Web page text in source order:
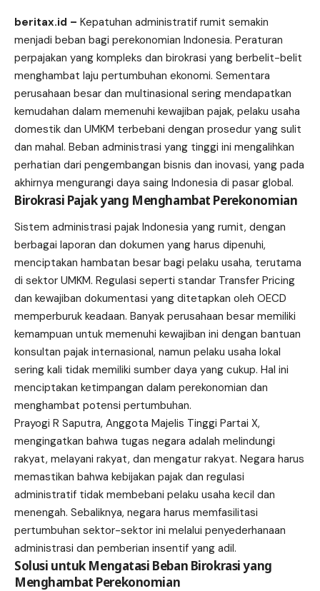
beritax.id – Kepatuhan administratif rumit semakin
menjadi beban bagi perekonomian Indonesia. Peraturan
perpajakan yang kompleks dan birokrasi yang berbelit-belit
menghambat laju pertumbuhan ekonomi. Sementara
perusahaan besar dan multinasional sering mendapatkan
kemudahan dalam memenuhi kewajiban pajak, pelaku usaha
domestik dan UMKM terbebani dengan prosedur yang sulit
dan mahal. Beban administrasi yang tinggi ini mengalihkan
perhatian dari pengembangan bisnis dan inovasi, yang pada
akhirnya mengurangi daya saing Indonesia di pasar global.
Birokrasi Pajak yang Menghambat Perekonomian
Sistem administrasi pajak Indonesia yang rumit, dengan
berbagai laporan dan dokumen yang harus dipenuhi,
menciptakan hambatan besar bagi pelaku usaha, terutama
di sektor UMKM. Regulasi seperti standar Transfer Pricing
dan kewajiban dokumentasi yang ditetapkan oleh OECD
memperburuk keadaan. Banyak perusahaan besar memiliki
kemampuan untuk memenuhi kewajiban ini dengan bantuan
konsultan pajak internasional, namun pelaku usaha lokal
sering kali tidak memiliki sumber daya yang cukup. Hal ini
menciptakan ketimpangan dalam perekonomian dan
menghambat potensi pertumbuhan.
Prayogi R Saputra, Anggota Majelis Tinggi Partai X,
mengingatkan bahwa tugas negara adalah melindungi
rakyat, melayani rakyat, dan mengatur rakyat. Negara harus
memastikan bahwa kebijakan pajak dan regulasi
administratif tidak membebani pelaku usaha kecil dan
menengah. Sebaliknya, negara harus memfasilitasi
pertumbuhan sektor-sektor ini melalui penyederhanaan
administrasi dan pemberian insentif yang adil.
Solusi untuk Mengatasi Beban Birokrasi yang
Menghambat Perekonomian